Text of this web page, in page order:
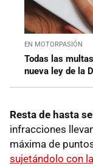
EN MOTORPASIÓN
Todas las
nueva ley de la
Resta de hasta
infracciones
máxima de
sujetándolo con